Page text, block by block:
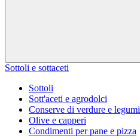
Sottoli e sottaceti
Sottoli
Sott'aceti e agrodolci
Conserve di verdure e legumi
Olive e capperi
Condimenti per pane e pizza